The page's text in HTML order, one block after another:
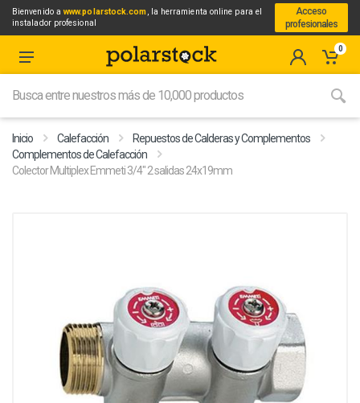
Bienvenido awww.polarstock.com, la herramienta online para el
instalador profesional
Acceso
profesionales
0
Inicio Calefacción
Repuestos de Calderas y Complementos
Complementos de Calefacción
Colector Multiplex Emmeti 3/4" 2 salidas 24x19mm